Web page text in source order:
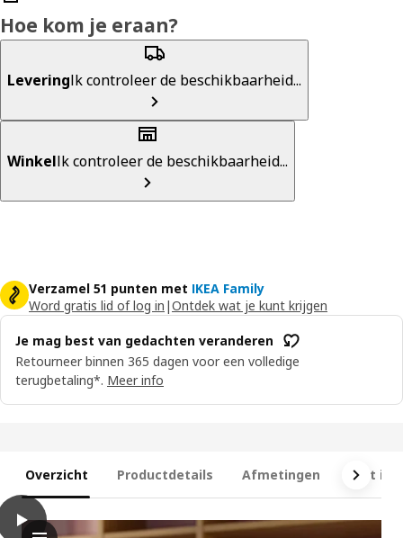
Hoe kom je eraan?
LeveringIk controleer de beschikbaarheid...
WinkelIk controleer de beschikbaarheid...
Verzamel 51 punten met IKEA Family
Word gratis lid of log in |Ontdek wat je kunt krijgen
Je mag best van gedachten veranderen
Retourneer binnen 365 dagen voor een volledige
terugbetaling*. Meer info
Overzicht Productdetails Afmetingen Wat is
play
LÅDMAKARE Kast, met 2 planken/eikenpatroon, 159x35x212 cm